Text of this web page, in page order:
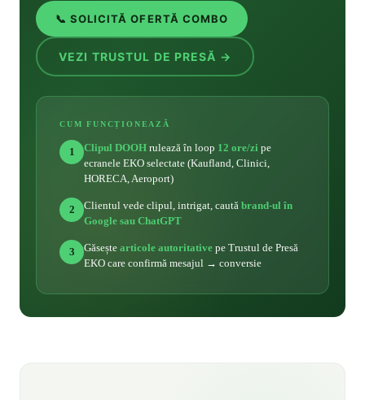
📞 SOLICITĂ OFERTĂ COMBO
VEZI TRUSTUL DE PRESĂ →
CUM FUNCȚIONEAZĂ
1 Clipul DOOH rulează în loop 12 ore/zi pe
ecranele EKO selectate (Kaufland, Clinici,
HORECA, Aeroport)
2 Clientul vede clipul, intrigat, caută brand-ul în
Google sau ChatGPT
3 Găsește articole autoritative pe Trustul de Presă
EKO care confirmă mesajul → conversie